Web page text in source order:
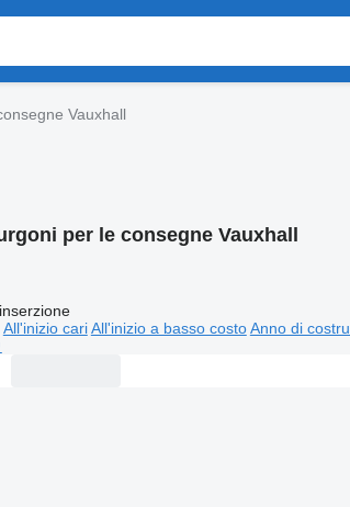
Vauxhall
per le consegne Vauxhall
All'inizio cari All'inizio a basso costo Anno di